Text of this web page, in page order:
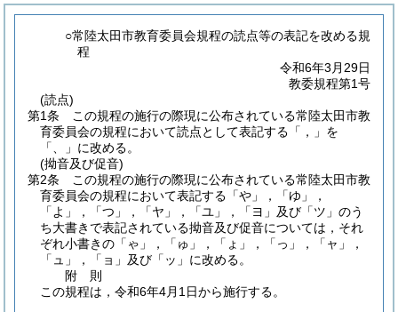
○常陸太田市教育委員会規程の読点等の表記を改める規
程
令和6年3月29日
教委規程第1号
(読点)
第1条
この規程の施行の際現に公布されている常陸太田市教
育委員会の規程において読点として表記する「，」を
「、」に改める。
(拗音及び促音)
第2条
この規程の施行の際現に公布されている常陸太田市教
育委員会の規程において表記する「や」，「ゆ」，
「よ」，「つ」，「ヤ」，「ユ」，「ヨ」及び「ツ」のう
ち大書きで表記されている拗音及び促音については，それ
ぞれ小書きの「ゃ」，「ゅ」，「ょ」，「っ」，「ャ」，
「ュ」，「ョ」及び「ッ」に改める。
附 則
この規程は，令和6年4月1日から施行する。